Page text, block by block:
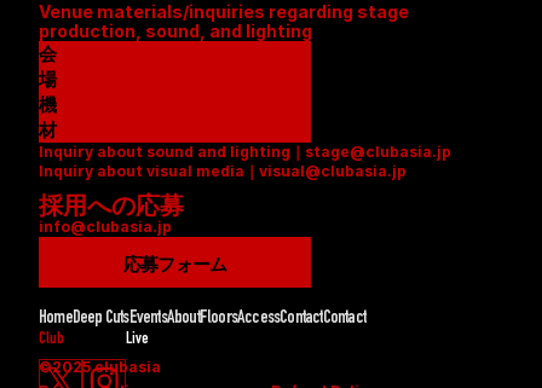
Venue materials/inquiries regarding stage
production, sound, and lighting
会
場
資
料
(
P
D
F
機
材
リ
ス
ト
(
D
F
)
Inquiry about sound and lighting｜stage@clubasia.jp
Inquiry about visual media｜visual@clubasia.jp
採用への応募
info@clubasia.jp
応募フォーム
HomeDeep CutsEventsAboutFloorsAccessContactContact
Club Live
©2025 clubasia